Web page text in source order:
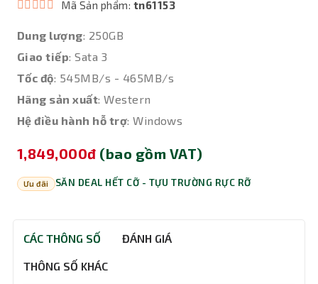
Mã Sản phẩm: tn61153
Dung lượng: 250GB
Giao tiếp: Sata 3
Tốc độ: 545MB/s - 465MB/s
Hãng sản xuất: Western
Hệ điều hành hỗ trợ: Windows
1,849,000đ (bao gồm VAT)
Ưu đãi SĂN DEAL HẾT CỠ - TỰU TRƯỜNG RỰC RỠ
CÁC THÔNG SỐ ĐÁNH GIÁ
THÔNG SỐ KHÁC